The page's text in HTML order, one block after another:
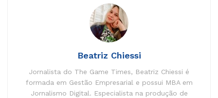
Beatriz Chiessi
Jornalista do The Game Times, Beatriz Chiessi é
formada em Gestão Empresarial e possui MBA em
Jornalismo Digital. Especialista na produção de